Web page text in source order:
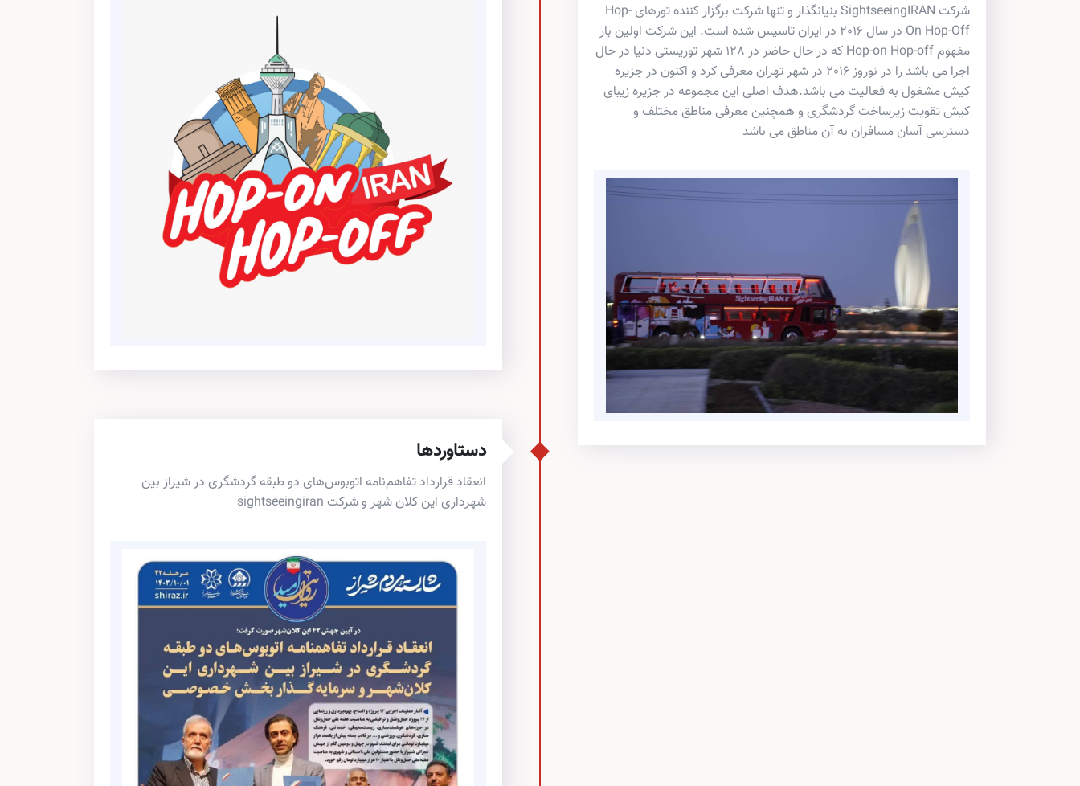
شرکت SightseeingIRAN بنیانگذار و تنها شرکت برگزار کننده تورهای Hop-
On Hop-Off در سال 2016 در ایران تاسیس شده است. این شرکت اولین بار
مفهوم Hop-on Hop-off که در حال حاضر در 128 شهر توریستی دنیا در حال
اجرا می باشد را در نوروز 2016 در شهر تهران معرفی کرد و اکنون در جزیره
کیش مشغول به فعالیت می باشد.هدف اصلی این مجموعه در جزیره زیبای
کیش تقویت زیرساخت گردشگری و همچنین معرفی مناطق مختلف و
دسترسی آسان مسافران به آن مناطق می باشد
دستاوردها
انعقاد قرارداد تفاهم‌نامه اتوبوس‌های دو طبقه گردشگری در شیراز بین
شهرداری این کلان شهر و شرکت sightseeingiran